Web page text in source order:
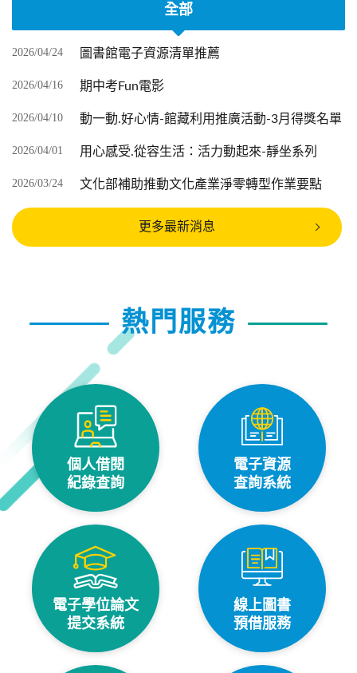
全部
2026/04/24 圖書館電子資源清單推薦
2026/04/16 期中考Fun電影
2026/04/10 動一動.好心情-館藏利用推廣活動-3月得獎名單
2026/04/01 用心感受.從容生活：活力動起來-靜坐系列
2026/03/24 文化部補助推動文化產業淨零轉型作業要點
更多最新消息
熱門服務
個人借閱
紀錄查詢
電子資源
查詢系統
電子學位論文
提交系統
線上圖書
預借服務